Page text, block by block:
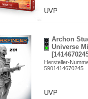
UVP
Archon
Universe
Hersteller-
5901414670245
UVP